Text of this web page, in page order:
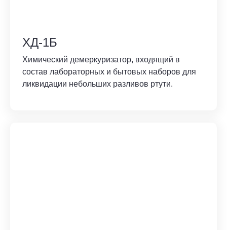
ХД-1Б
Химический демеркуризатор, входящий в
состав лабораторных и бытовых наборов для
ликвидации небольших разливов ртути.